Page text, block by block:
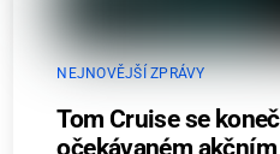
NEJNOVĚJŠÍ ZPRÁVY
Tom Cruise se